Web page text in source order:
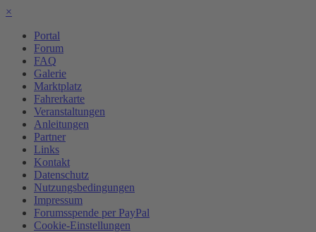
×
Portal
Forum
FAQ
Galerie
Marktplatz
Fahrerkarte
Veranstaltungen
Anleitungen
Partner
Links
Kontakt
Datenschutz
Nutzungsbedingungen
Impressum
Forumsspende per PayPal
Cookie-Einstellungen